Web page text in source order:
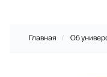
Главная / Об